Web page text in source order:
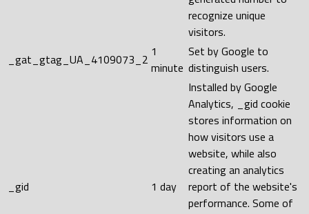
recognize unique
visitors.
_gat_gtag_UA_4109073_2 1
minute
Set by Google to
distinguish users.
_gid 1 day
Installed by Google
Analytics, _gid cookie
stores information on
how visitors use a
website, while also
creating an analytics
report of the website's
performance. Some of